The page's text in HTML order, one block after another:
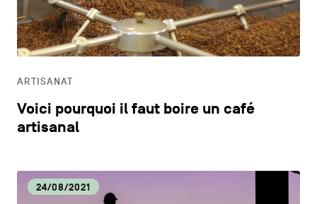
secondaire
MENTIONS LÉGALES
COOKIES POLICY
POLITIQUE VIE PRIVÉE
CM
DÉCOUVERTE
DYNAMISME ÉCONOMIQUE
ARTISANAT
Voici pourquoi il faut boire un café
artisanal
24/08/2021